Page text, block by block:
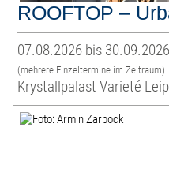
ROOFTOP –
07.08.2026 bis 30.09.2026
(mehrere Einzeltermine im Zeitraum)
Krystallpalast Varieté